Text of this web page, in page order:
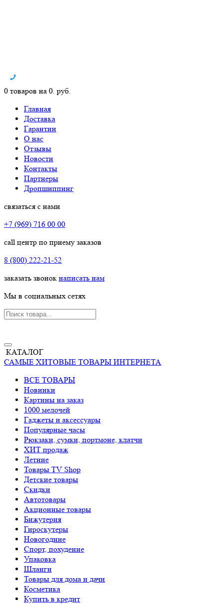
0 товаров на 0. руб.
Главная
Доставка
Гарантии
О нас
Отзывы
Новости
Контакты
Партнеры
Дропшиппинг
связаться с нами
+7 (969) 716 00 00
call центр по приему заказов
8 (800) 222-21-52
заказать звонок написать нам
Мы в социальных сетях
КАТАЛОГ
САМЫЕ ХИТОВЫЕ ТОВАРЫ ИНТЕРНЕТА
ВСЕ ТОВАРЫ
Новинки
Картины на заказ
1000 мелочей
Гаджеты и аксессуары
Популярные часы
Рюкзаки, сумки, портмоне, клатчи
ХИТ продаж
Летние
Товары TV Shop
Детские товары
Cкидки
Автотовары
Акционные товары
Бижутерия
Гироскутеры
Новогодние
Спорт, похудение
Упаковка
Шланги
Товары для дома и дачи
Косметика
Купить в кредит